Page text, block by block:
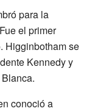
para la
el primer
Higginbotham se
Kennedy y
conoció a